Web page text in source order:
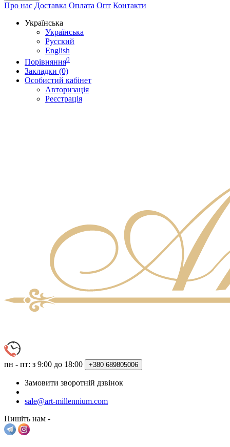
Про нас Доставка Оплата Опт Контакти
Українська
Українська
Русский
English
Порівняння0
Закладки (0)
Особистий кабінет
Авторизація
Реєстрація
пн - пт: з 9:00 до 18:00 +380 689805006
Замовити зворотній дзвінок
sale@art-millennium.com
Пишіть нам -